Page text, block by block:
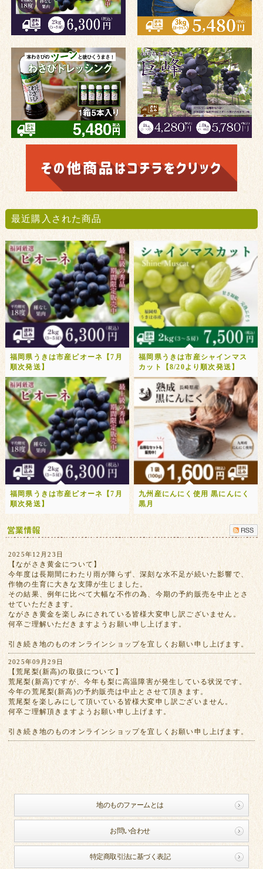
最近購入された商品
福岡県うきは市産ピオーネ【7月
順次発送】
福岡県うきは市産シャインマス
カット【8/20より順次発送】
福岡県うきは市産ピオーネ【7月
順次発送】
九州産にんにく使用 黒にんにく
黒月
2025年12月23日
【ながさき黄金について】
今年度は長期間にわたり雨が降らず、深刻な水不足が続いた影響で、
作物の生育に大きな支障が生じました。
その結果、例年に比べて大幅な不作の為、今期の予約販売を中止とさ
せていただきます。
ながさき黄金を楽しみにされている皆様大変申し訳ございません。
何卒ご理解いただきますようお願い申し上げます。
引き続き地のものオンラインショップを宜しくお願い申し上げます。
2025年09月29日
【荒尾梨(新高)の取扱について】
荒尾梨(新高)ですが、今年も梨に高温障害が発生している状況です。
今年の荒尾梨(新高)の予約販売は中止とさせて頂きます。
荒尾梨を楽しみにして頂いている皆様大変申し訳ございません。
何卒ご理解頂きますようお願い申し上げます。
引き続き地のものオンラインショップを宜しくお願い申し上げます。
地のものファームとは
お問い合わせ
特定商取引法に基づく表記